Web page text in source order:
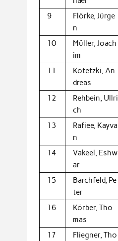
9
Flörke, Jürge
n
10
Müller, Joach
im
11
Kotetzki, An
dreas
12
Rehbein, Ullri
ch
13
Rafiee, Kayva
n
14
Vakeel, Eshw
ar
15
Barchfeld, Pe
ter
16
Körber, Tho
mas
17
Fliegner, Tho